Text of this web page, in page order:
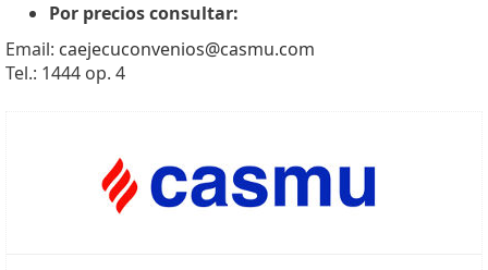
Por precios consultar:
Email: caejecuconvenios@casmu.com
Tel.: 1444 op. 4